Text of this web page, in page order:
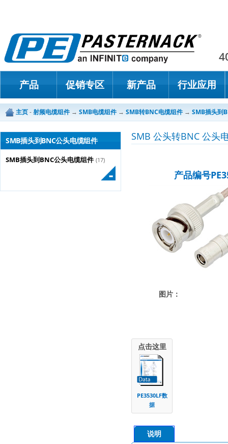
产品 促销专区 新产品 行业应用
主页-射频电缆组件→ SMB电缆组件→ SMB转BNC电缆组件→ SMB插头到
SMB插头到BNC公头电缆组件
SMB插头到BNC公头电缆组件 (17)
SMB 公头转BNC 公头
产品编号
图片：
点击这里
PE3530LF数
据
说明